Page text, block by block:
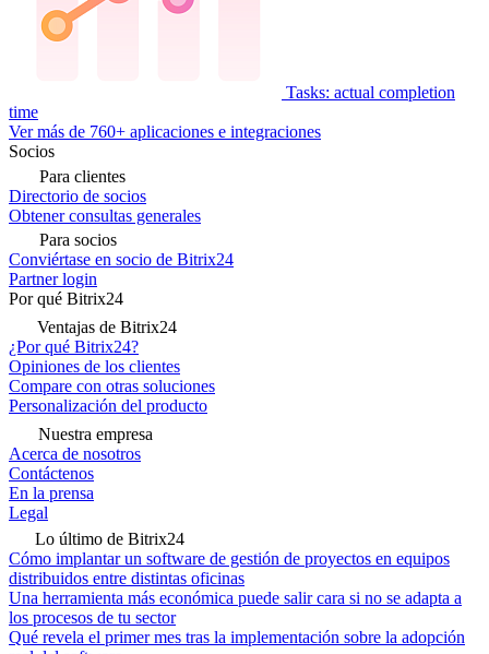
Tasks: actual completion
time
Ver más de 760+ aplicaciones e integraciones
Socios
Para clientes
Directorio de socios
Obtener consultas generales
Para socios
Conviértase en socio de Bitrix24
Partner login
Por qué Bitrix24
Ventajas de Bitrix24
¿Por qué Bitrix24?
Opiniones de los clientes
Compare con otras soluciones
Personalización del producto
Nuestra empresa
Acerca de nosotros
Contáctenos
En la prensa
Legal
Lo último de Bitrix24
Cómo implantar un software de gestión de proyectos en equipos
distribuidos entre distintas oficinas
Una herramienta más económica puede salir cara si no se adapta a
los procesos de tu sector
Qué revela el primer mes tras la implementación sobre la adopción